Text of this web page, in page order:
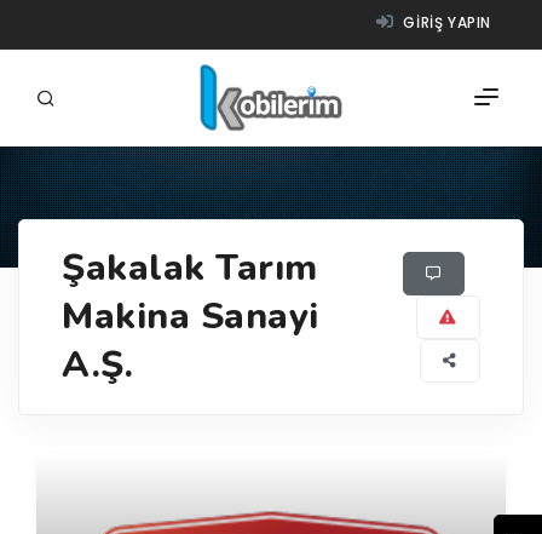
GIRIŞ YAPIN
ÜRÜNLER
YARDIM
Şakalak Tarım
Makina Sanayi
A.Ş.